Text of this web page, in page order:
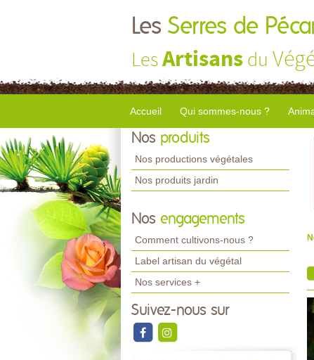
Les Serres de
LesArtisans du
Accueil Qui sommes-nous ?
Nos produits
Nos productions végétales
Nos produits jardin
Nos engagements
Comment cultivons-nous ?
Label artisan du végétal
Nos services +
Suivez-nous sur